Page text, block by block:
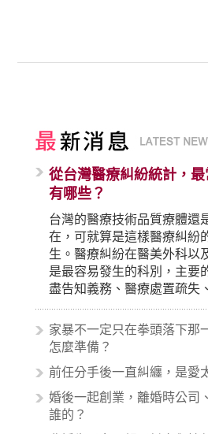
從台灣醫療糾紛統計，
有哪些？
台灣的醫療技術品質療體還
在，可就算是這樣醫療糾紛
生。醫療糾紛在醫美外科以
是最容易發生的科別，主要
盡告知義務、醫療處置疏失
顧失當、醫療費用的收取。
生與病患之間引起的糾紛還
例中最後都走向訴訟流程，
的內容其實非常多，有些案
家暴不一定只在拳頭落下那
怎麼準備？
前任分手後一直糾纏，是愛
婚後一起創業，離婚時公司
誰的？